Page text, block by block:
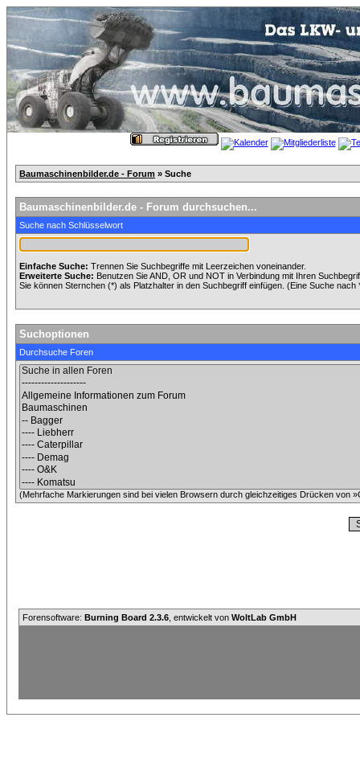
Baumaschinenbilder.de - Forum » Suche
Baumaschinenbilder.de - Forum durchsuchen...
Suche nach Schlüsselwort
Einfache Suche: Trennen Sie Suchbegriffe mit Leerzeichen voneinander.
Erweiterte Suche: Benutzen Sie AND, OR und NOT in Verbindung mit Ihren
Sie können Sternchen (*) als Platzhalter in den Suchbegriff einfügen. (Eine Suche
Suchoptionen
Durchsuche Foren
(Mehrfache Markierungen sind bei vielen Browsern durch gleichzeitiges Drücken von
Forensoftware: Burning Board 2.3.6 , entwickelt von WoltLab GmbH